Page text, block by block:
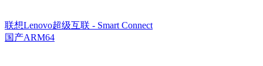
联想Lenovo超级互联 - Smart Connect
国产ARM64